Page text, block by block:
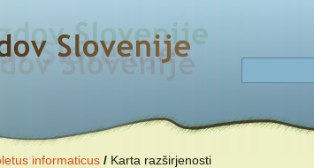
informaticus / Karta razširjenosti